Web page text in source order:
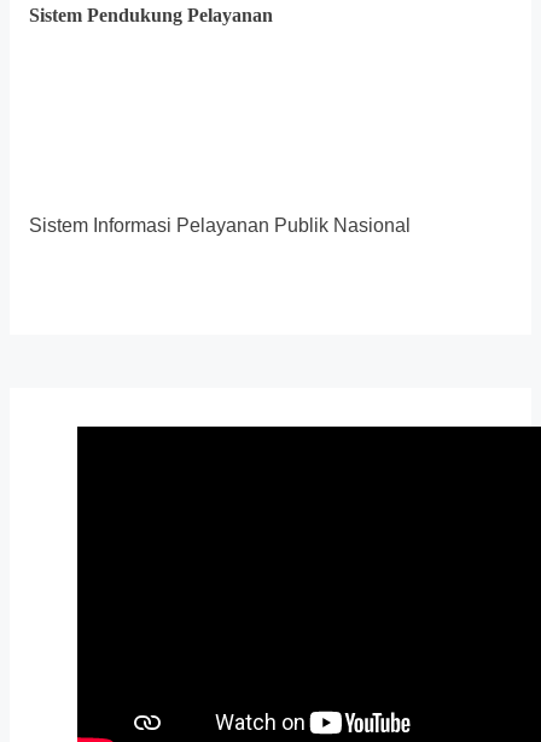
Sistem Pendukung Pelayanan
Sistem Informasi Pelayanan Publik Nasional